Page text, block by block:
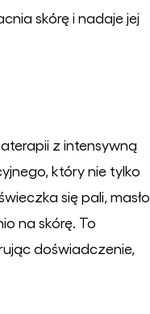
skórę i nadaje jej
z intensywną
który nie tylko
się pali, masło
na skórę. To
doświadczenie,